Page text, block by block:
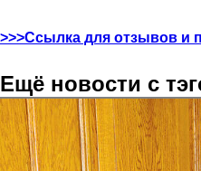
>>>Ссылка для отзывов и
Ещё новости с